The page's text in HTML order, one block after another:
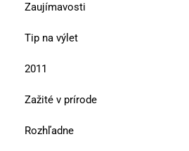
Zaujímavosti
Tip na výlet
2011
Zažité v prírode
Rozhľadne